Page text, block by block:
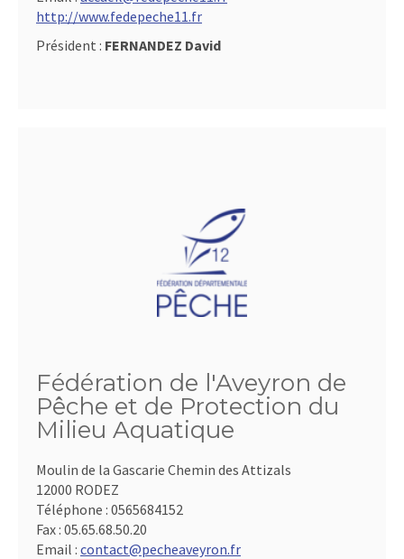
http://www.fedepeche11.fr
Président : FERNANDEZ David
Fédération de l'Aveyron de
Pêche et de Protection du
Milieu Aquatique
Moulin de la Gascarie Chemin des Attizals
12000 RODEZ
Téléphone : 0565684152
Fax : 05.65.68.50.20
Email : contact@pecheaveyron.fr